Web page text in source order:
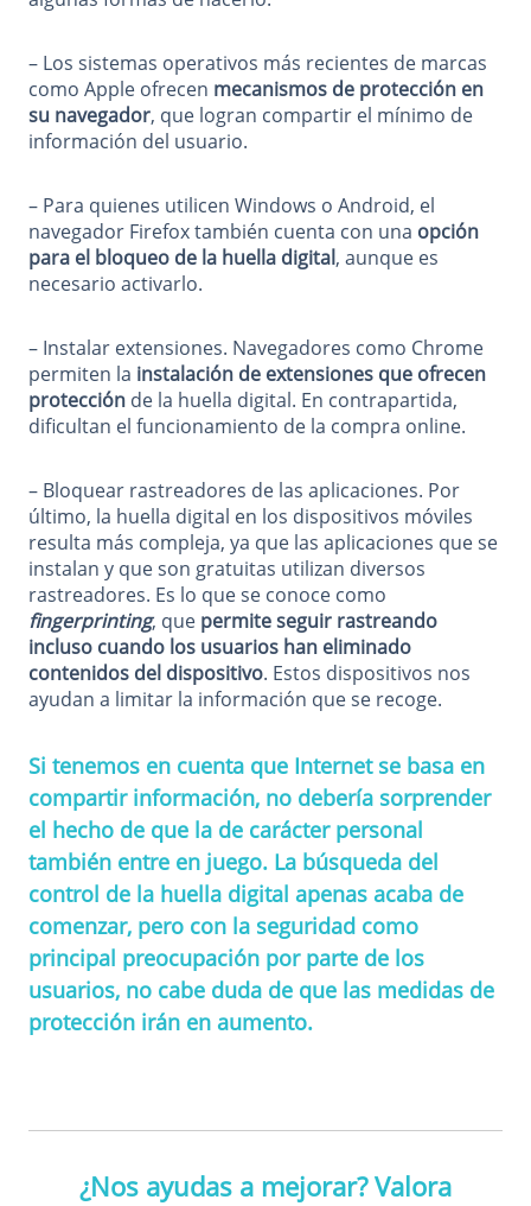
– Los sistemas operativos más recientes de marcas
como Apple ofrecen mecanismos de protección en
su navegador, que logran compartir el mínimo de
información del usuario.
– Para quienes utilicen Windows o Android, el
navegador Firefox también cuenta con una opción
para el bloqueo de la huella digital, aunque es
necesario activarlo.
– Instalar extensiones. Navegadores como Chrome
permiten la instalación de extensiones que ofrecen
protección de la huella digital. En contrapartida,
dificultan el funcionamiento de la compra online.
– Bloquear rastreadores de las aplicaciones. Por
último, la huella digital en los dispositivos móviles
resulta más compleja, ya que las aplicaciones que se
instalan y que son gratuitas utilizan diversos
rastreadores. Es lo que se conoce como
fingerprinting, que permite seguir rastreando
incluso cuando los usuarios han eliminado
contenidos del dispositivo. Estos dispositivos nos
ayudan a limitar la información que se recoge.
Si tenemos en cuenta que Internet se basa en
compartir información, no debería sorprender
el hecho de que la de carácter personal
también entre en juego. La búsqueda del
control de la huella digital apenas acaba de
comenzar, pero con la seguridad como
principal preocupación por parte de los
usuarios, no cabe duda de que las medidas de
protección irán en aumento.
¿Nos ayudas a mejorar? Valora